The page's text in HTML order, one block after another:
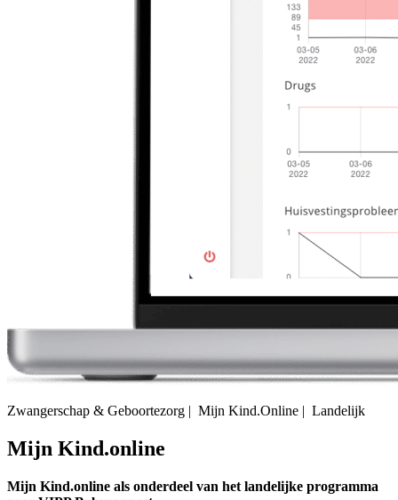
Zwangerschap & Geboortezorg | Mijn Kind.Online | Landelijk
Mijn Kind.online
Mijn Kind.online als onderdeel van het landelijke programma